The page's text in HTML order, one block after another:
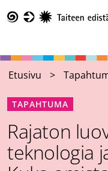
pääsisältöön
Etusivu
TAPAHTUMA
Rajaton
teknologia